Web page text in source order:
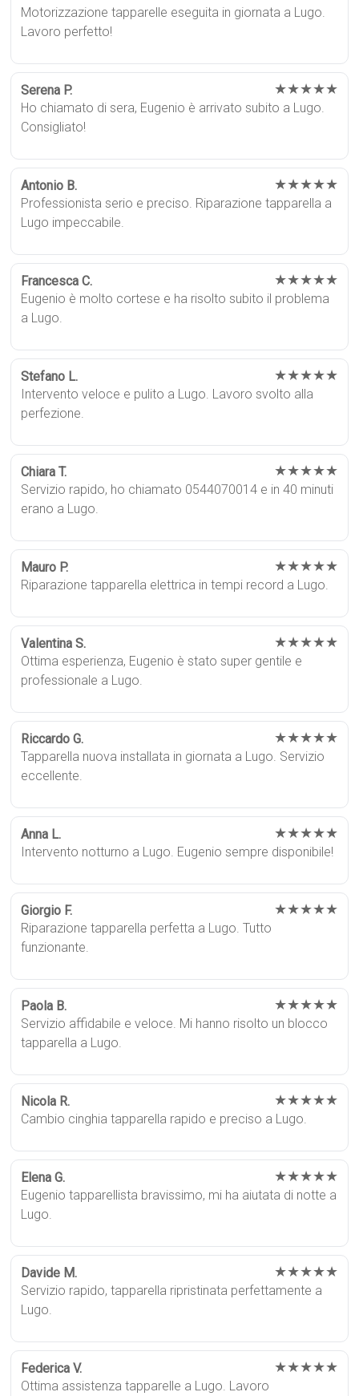
Motorizzazione tapparelle eseguita in giornata a Lugo.
Lavoro perfetto!
Serena P. ★★★★★
Ho chiamato di sera, Eugenio è arrivato subito a Lugo.
Consigliato!
Antonio B. ★★★★★
Professionista serio e preciso. Riparazione tapparella a
Lugo impeccabile.
Francesca C. ★★★★★
Eugenio è molto cortese e ha risolto subito il problema
a Lugo.
Stefano L. ★★★★★
Intervento veloce e pulito a Lugo. Lavoro svolto alla
perfezione.
Chiara T. ★★★★★
Servizio rapido, ho chiamato 0544070014 e in 40 minuti
erano a Lugo.
Mauro P. ★★★★★
Riparazione tapparella elettrica in tempi record a Lugo.
Valentina S. ★★★★★
Ottima esperienza, Eugenio è stato super gentile e
professionale a Lugo.
Riccardo G. ★★★★★
Tapparella nuova installata in giornata a Lugo. Servizio
eccellente.
Anna L. ★★★★★
Intervento notturno a Lugo. Eugenio sempre disponibile!
Giorgio F. ★★★★★
Riparazione tapparella perfetta a Lugo. Tutto
funzionante.
Paola B. ★★★★★
Servizio affidabile e veloce. Mi hanno risolto un blocco
tapparella a Lugo.
Nicola R. ★★★★★
Cambio cinghia tapparella rapido e preciso a Lugo.
Elena G. ★★★★★
Eugenio tapparellista bravissimo, mi ha aiutata di notte a
Lugo.
Davide M. ★★★★★
Servizio rapido, tapparella ripristinata perfettamente a
Lugo.
Federica V. ★★★★★
Ottima assistenza tapparelle a Lugo. Lavoro